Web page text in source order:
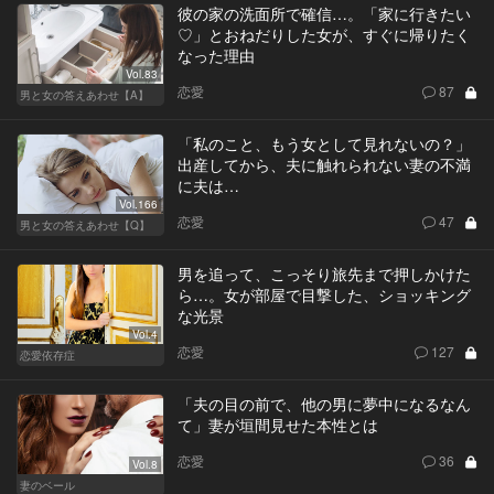
Vol.83
男と女の答えあわせ【A】
彼の家の洗面所で確信…。「家に行きたい
♡」とおねだりした女が、すぐに帰りたく
なった理由
恋愛 87
Vol.166
男と女の答えあわせ【Q】
「私のこと、もう女として見れないの？」
出産してから、夫に触れられない妻の不満
に夫は…
恋愛 47
Vol.4
恋愛依存症
男を追って、こっそり旅先まで押しかけた
ら…。女が部屋で目撃した、ショッキング
な光景
恋愛 127
Vol.8
妻のベール
「夫の目の前で、他の男に夢中になるなん
て」妻が垣間見せた本性とは
恋愛 36